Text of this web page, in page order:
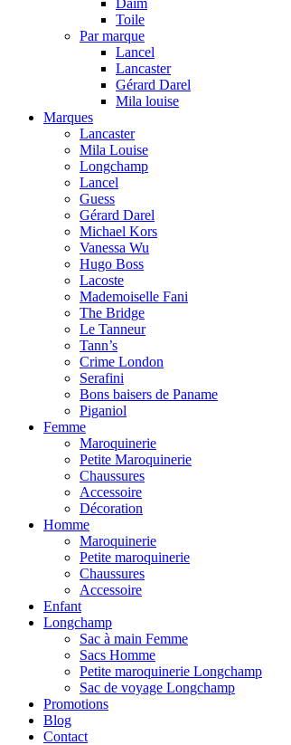
Daim
Toile
Par marque
Lancel
Lancaster
Gérard Darel
Mila louise
Marques
Lancaster
Mila Louise
Longchamp
Lancel
Guess
Gérard Darel
Michael Kors
Vanessa Wu
Hugo Boss
Lacoste
Mademoiselle Fani
The Bridge
Le Tanneur
Tann’s
Crime London
Serafini
Bons baisers de Paname
Piganiol
Femme
Maroquinerie
Petite Maroquinerie
Chaussures
Accessoire
Décoration
Homme
Maroquinerie
Petite maroquinerie
Chaussures
Accessoire
Enfant
Longchamp
Sac à main Femme
Sacs Homme
Petite maroquinerie Longchamp
Sac de voyage Longchamp
Promotions
Blog
Contact